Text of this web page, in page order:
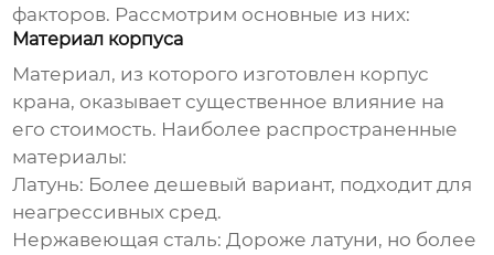
факторов. Рассмотрим основные из них:
Материал корпуса
Материал, из которого изготовлен корпус
крана, оказывает существенное влияние на
его стоимость. Наиболее распространенные
материалы:
Латунь: Более дешевый вариант, подходит для
неагрессивных сред.
Нержавеющая сталь: Дороже латуни, но более